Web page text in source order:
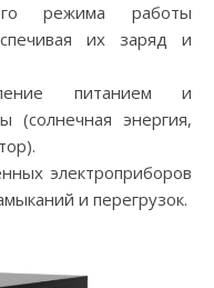
режима работы
их заряд и
питанием и
(солнечная энергия,
электроприборов
и перегрузок.